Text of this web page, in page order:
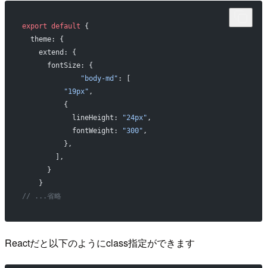
export default {
  theme: {
    extend: {
      fontSize: {
	      "body-md"
: [
          "19px"
,
          {
            lineHeight:
"24px" ,
            fontWeight:
"300" ,
          },
        ],
      }
    }
// ...省略
Reactだと以下のようにclass指定ができます